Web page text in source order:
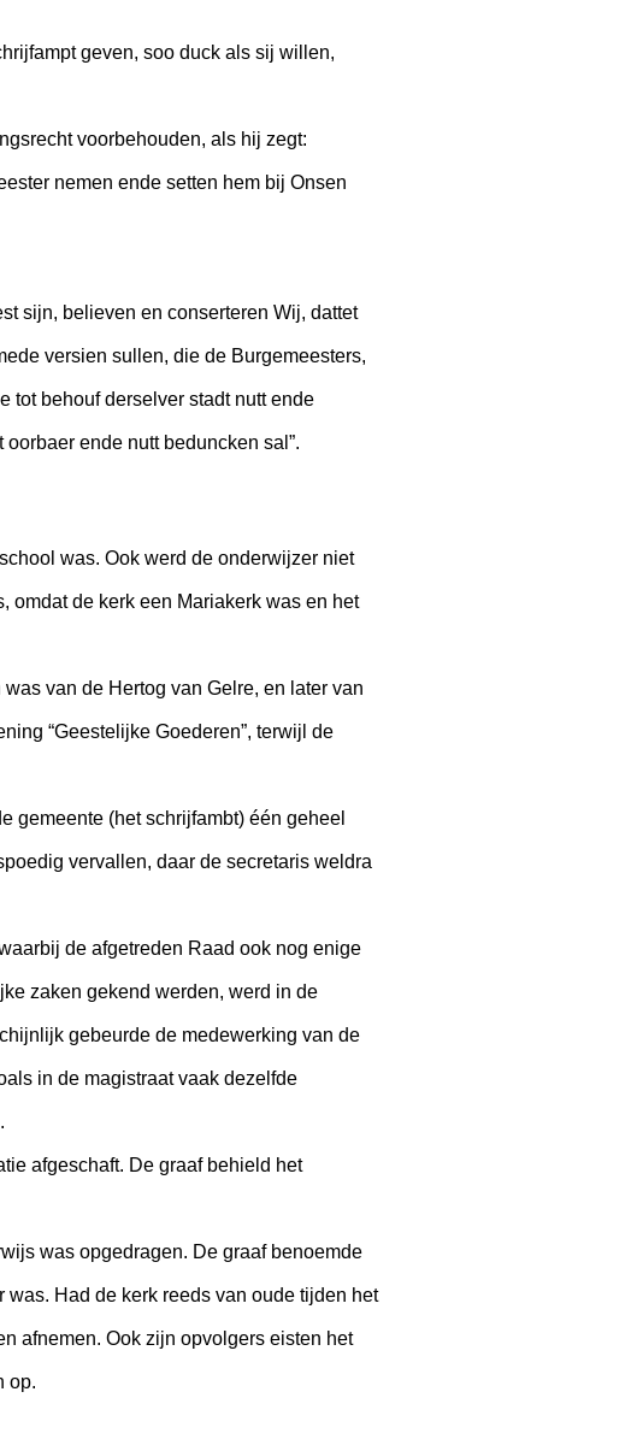
geven, soo duck als sij willen,
voorbehouden, als hij zegt:
nemen ende setten hem bij Onsen
sijn, believen en conserteren Wij, dattet
versien sullen, die de Burgemeesters,
tot behouf derselver stadt nutt ende
ende nutt beduncken sal”.
was. Ook werd de onderwijzer niet
omdat de kerk een Mariakerk was en het
van de Hertog van Gelre, en later van
“Geestelijke Goederen”, terwijl de
gemeente (het schrijfambt) één geheel
vervallen, daar de secretaris weldra
de afgetreden Raad ook nog enige
zaken gekend werden, werd in de
gebeurde de medewerking van de
in de magistraat vaak dezelfde
afgeschaft. De graaf behield het
was opgedragen. De graaf benoemde
Had de kerk reeds van oude tijden het
afnemen. Ook zijn opvolgers eisten het
op.